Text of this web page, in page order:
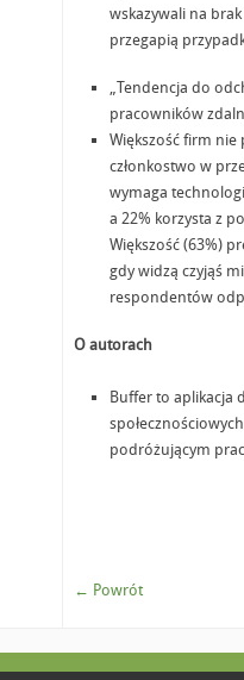
wskazywali na
przegapią
„Tendencja do
pracowników
Większość firm nie
członkostwo w
wymaga
a 22% korzysta z
Większość (63%)
gdy widzą czyjąś
respondentów
O autorach
Buffer to aplikacja
podróżującym
← Powrót